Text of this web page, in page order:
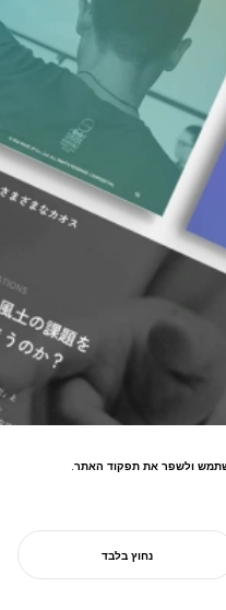
מיצוב "מקור הקאוצ'ינג" של CTI, תרמה
בהרשמה.
ולשפר את תפקוד האתר.
נחוץ בלבד